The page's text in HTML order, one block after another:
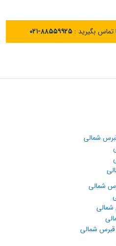
تماس بگیرید :۰۲۱-۸۸۵۵۹۹۲۵
شمالی
شمالی
شمالی
قبرس شمالی